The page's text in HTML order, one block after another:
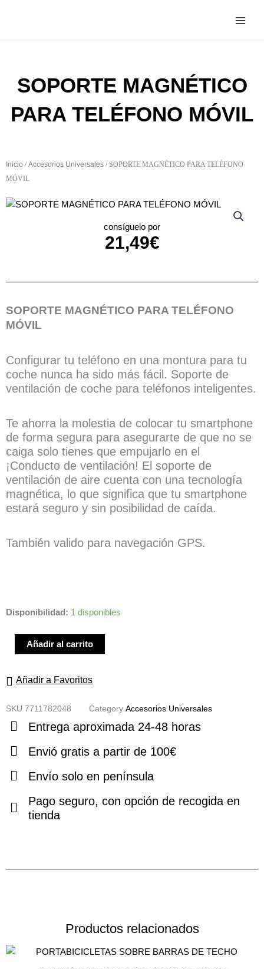
SOPORTE MAGNÉTICO
PARA TELÉFONO MÓVIL
Inicio /Accesorios Universales / SOPORTE MAGNÉTICO PARA TELÉFONO
MÓVIL
consíguelo por
21,49€
SOPORTE MAGNÉTICO PARA TELÉFONO
MÓVIL
Configurar tu teléfono en una montura para tu
coche nunca ha sido más fácil. Soporte de
ventilación de coche para teléfonos inteligentes.
Te ahorra la molestia de colocar tu smartphone
de forma segura para asegurarte de que no se
caiga solo tienes que empujarlo en el
¡Conducto de ventilación! El soporte de
ventilación de aire cuenta con una tecnología
magnética, lo que significa que tu smartphone
estará seguro y sin posibilidad de caída.
También valido para navegación GPS.
Disponibilidad: 1 disponibles
SOPORTE
TELÉFONO
cantidad
Añadir al carrito
Añadir a Favoritos
SKU 7711782048 Category Accesorios Universales
Entrega aproximada 24-48 horas
Envió gratis a partir de 100€
Envío solo en península
Pago seguro, con opción de recogida en
tienda
Productos relacionados